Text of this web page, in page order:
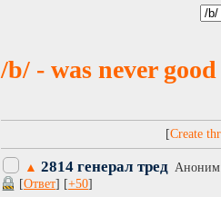
/b/ - was never good
[
▲ 2814 генерал тред Аноним
[Ответ] [+50]